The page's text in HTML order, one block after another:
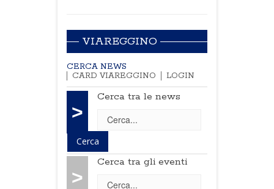
VIAREGGINO
CERCA NEWS
CARD VIAREGGINO
LOGIN
>
Cerca tra le news
>
Cerca tra gli eventi